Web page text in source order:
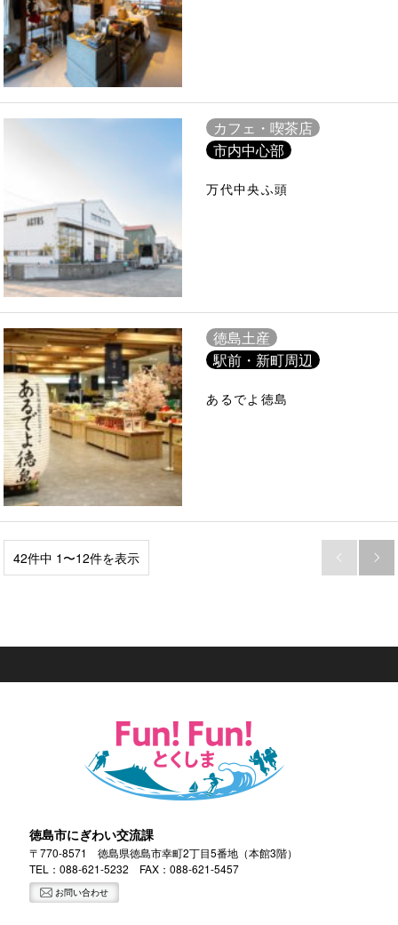
カフェ・喫茶店
市内中心部
万代中央ふ頭
徳島土産
駅前・新町周辺
あるでよ徳島
42件中 1〜12件を表示  
徳島市にぎわい交流課
〒770-8571 徳島県徳島市幸町2丁目5番地（本館3階）
TEL：088-621-5232 FAX：088-621-5457
お問い合わせ